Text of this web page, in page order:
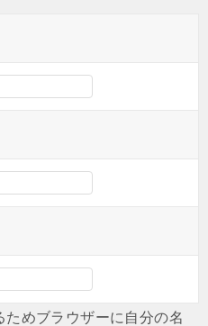
めブラウザーに自分の名